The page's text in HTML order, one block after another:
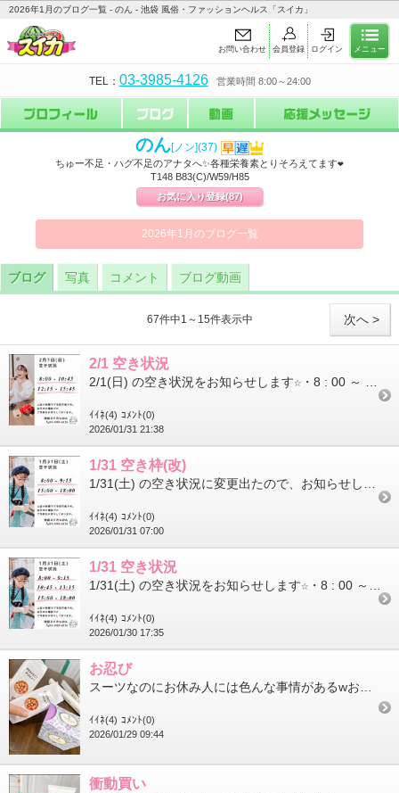
2026年1月のブログ一覧 - のん - 池袋 風俗・ファッションヘルス「スイカ」
お問い合わせ 会員登録 ログイン メニュー
TEL： 03-3985-4126 営業時間 8:00～24:00
のん[ノン](37)
ちゅー不足・ハグ不足のアナタへ✨各種栄養素とりそろえてます❤
T148 B83(C)/W59/H85
お気に入り登録(87)
2026年1月のブログ一覧
ブログ 写真 コメント ブログ動画
次へ >
67件中1～15件表示中
2/1 空き状況
ｲｲﾈ(4) ｺﾒﾝﾄ(0)
2026/01/31 21:38
1/31 空き枠(改)
ｲｲﾈ(4) ｺﾒﾝﾄ(0)
2026/01/31 07:00
1/31 空き状況
ｲｲﾈ(4) ｺﾒﾝﾄ(0)
2026/01/30 17:35
お忍び
ｲｲﾈ(4) ｺﾒﾝﾄ(0)
2026/01/29 09:44
衝動買い